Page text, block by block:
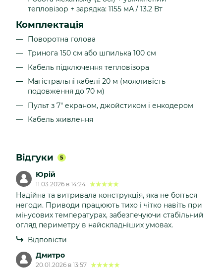
тепловізор + зарядка: 1155 мА / 13.2 Вт
Комплектація
Поворотна голова
Тринога 150 см або шпилька 100 см
Кабель підключення тепловізора
Магістральні кабелі 20 м (можливість
подовження до 70 м)
Пульт з 7" екраном, джойстиком і енкодером
Кабель живлення
Відгуки 5
Юрій
11.03.2026 в 14:24
Надійна та витривала конструкція, яка не боїться
негоди. Приводи працюють тихо і чітко навіть при
мінусових температурах, забезпечуючи стабільний
огляд периметру в найскладніших умовах.
Відповісти
Дмитро
20.01.2026 в 13:57